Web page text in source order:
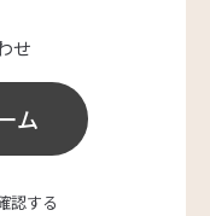
せ
ム
認する